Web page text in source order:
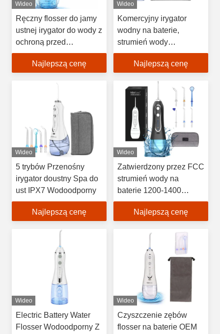
Wideo
Ręczny flosser do jamy
ustnej irygator do wody z
ochroną przed
przegrzaniem
Najlepszą cenę
Wideo
Komercyjny irygator
wodny na baterie,
strumień wody
międzyzębowej 140 PSI
Najlepszą cenę
Wideo
5 trybów Przenośny
irygator doustny Spa do
ust IPX7 Wodoodporny
Najlepszą cenę
Wideo
Zatwierdzony przez FCC
strumień wody na
baterie 1200-1400
razy/min
Najlepszą cenę
Wideo
Electric Battery Water
Flosser Wodoodporny Z
Wideo
Czyszczenie zębów
flosser na baterie OEM